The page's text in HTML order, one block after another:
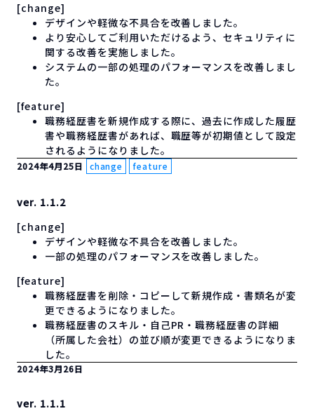
[change]
デザインや軽微な不具合を改善しました。
より安心してご利用いただけるよう、セキュリティに
関する改善を実施しました。
システムの一部の処理のパフォーマンスを改善しまし
た。
[feature]
職務経歴書を新規作成する際に、過去に作成した履歴
書や職務経歴書があれば、職歴等が初期値として設定
されるようになりました。
2024年4月25日 change feature
ver. 1.1.2
[change]
デザインや軽微な不具合を改善しました。
一部の処理のパフォーマンスを改善しました。
[feature]
職務経歴書を削除・コピーして新規作成・書類名が変
更できるようになりました。
職務経歴書のスキル・自己PR・職務経歴書の詳細
（所属した会社）の並び順が変更できるようになりま
した。
2024年3月26日
ver. 1.1.1